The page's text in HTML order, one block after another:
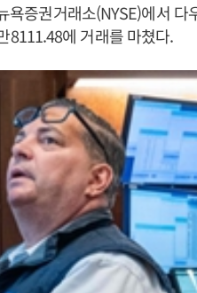
욕증권거래소(NYSE)에서
8111.48에 거래를 마쳤다.